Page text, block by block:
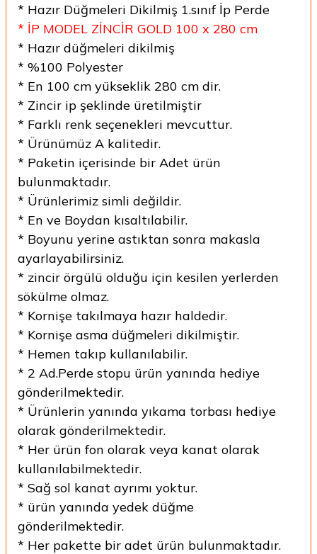
* Hazır Düğmeleri Dikilmiş 1.sınıf İp Perde
* İP MODEL ZİNCİR GOLD 100 x 280 cm
* Hazır düğmeleri dikilmiş
* %100 Polyester
* En 100 cm yükseklik 280 cm dir.
* Zincir ip şeklinde üretilmiştir
* Farklı renk seçenekleri mevcuttur.
* Ürünümüz A kalitedir.
* Paketin içerisinde bir Adet ürün
bulunmaktadır.
* Ürünlerimiz simli değildir.
* En ve Boydan kısaltılabilir.
* Boyunu yerine astıktan sonra makasla
ayarlayabilirsiniz.
* zincir örgülü olduğu için kesilen yerlerden
sökülme olmaz.
* Kornişe takılmaya hazır haldedir.
* Kornişe asma düğmeleri dikilmiştir.
* Hemen takıp kullanılabilir.
* 2 Ad.Perde stopu ürün yanında hediye
gönderilmektedir.
* Ürünlerin yanında yıkama torbası hediye
olarak gönderilmektedir.
* Her ürün fon olarak veya kanat olarak
kullanılabilmektedir.
* Sağ sol kanat ayrımı yoktur.
* ürün yanında yedek düğme
gönderilmektedir.
* Her pakette bir adet ürün bulunmaktadır.